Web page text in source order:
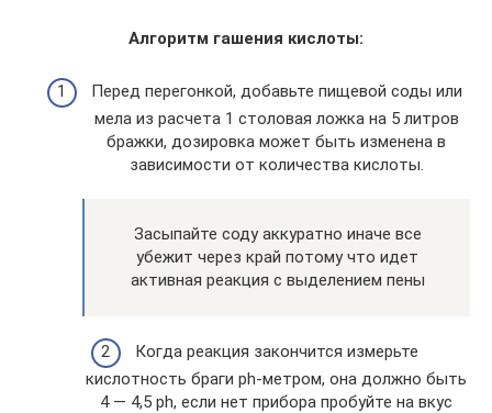
Алгоритм гашения кислоты:
Перед перегонкой, добавьте пищевой соды или
мела из расчета 1 столовая ложка на 5 литров
бражки, дозировка может быть изменена в
зависимости от количества кислоты.
Засыпайте соду аккуратно иначе все
убежит через край потому что идет
активная реакция с выделением пены
Когда реакция закончится измерьте
кислотность браги ph-метром, она должно быть
4 — 4,5 ph, если нет прибора пробуйте на вкус